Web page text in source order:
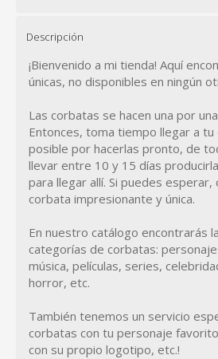
Descripción
¡Bienvenido a mi tienda! Aquí
únicas, no disponibles en ningún
Las corbatas se hacen una por
Entonces, toma tiempo llegar a tu
posible por hacerlas pronto, de
llevar entre 10 y 15 días
para llegar allí. Si puedes esperar,
corbata impresionante y única.
En nuestro catálogo encontrarás
categorías de corbatas:
música, películas, series,
horror, etc.
También tenemos un servicio
corbatas con tu personaje
con su propio logotipo, etc.!